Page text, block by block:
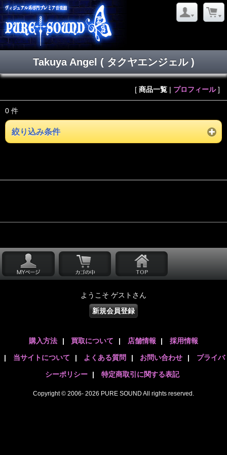
Takuya Angel ( タクヤエンジェル )
[ 商品一覧 | プロフィール]
0 件
絞り込み条件
ようこそ ゲストさん
新規会員登録
購入方法 | 買取について | 店舗情報 | 採用情報
| 当サイトについて | よくある質問 | お問い合わせ | プライバ
シーポリシー | 特定商取引に関する表記
Copyright © 2006- 2026 PURE SOUND All rights reserved.